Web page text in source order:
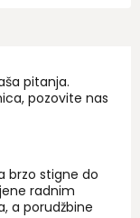
pitanja.
pozovite nas
brzo stigne do
radnim
a porudžbine